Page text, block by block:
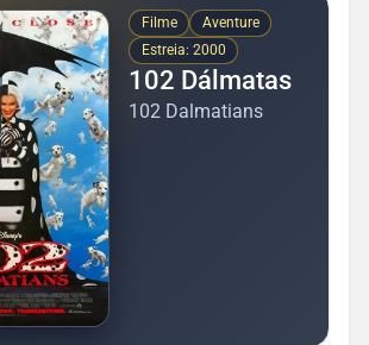
Filme
Aventure
Estreia: 2000
102 Dálmatas
102 Dalmatians